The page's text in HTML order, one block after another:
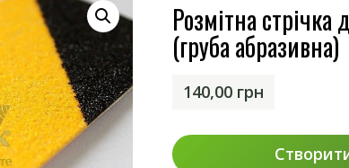
Розмітна стрічка
(груба абразивна)
140,00 грн